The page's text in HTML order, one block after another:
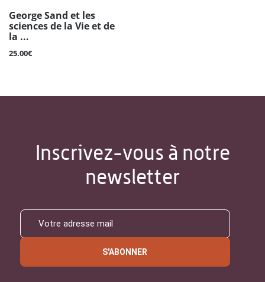
George Sand et les
sciences de la Vie et de
la ...
25.00€
Inscrivez-vous à notre
newsletter
S'ABONNER